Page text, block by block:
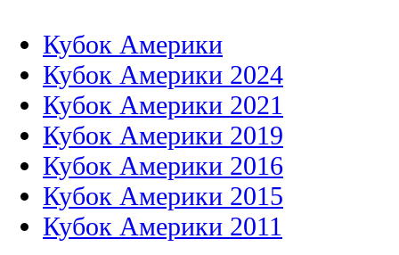
Кубок Америки
Кубок Америки 2024
Кубок Америки 2021
Кубок Америки 2019
Кубок Америки 2016
Кубок Америки 2015
Кубок Америки 2011